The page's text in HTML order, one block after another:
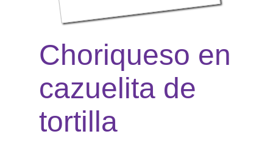
Choriqueso en
cazuelita de
tortilla